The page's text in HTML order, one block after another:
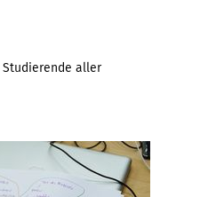
aller